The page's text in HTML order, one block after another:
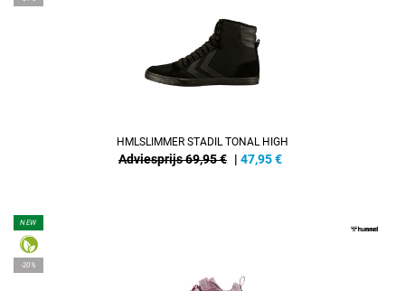
HMLSLIMMER STADIL TONAL HIGH
Adviesprijs 69,95 € | 47,95€
NEW
-20%